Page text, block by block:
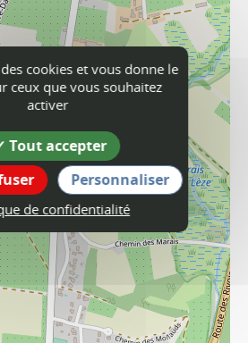
cookies et vous donne le
ceux que vous souhaitez
activer
Tout accepter
Personnaliser
de confidentialité